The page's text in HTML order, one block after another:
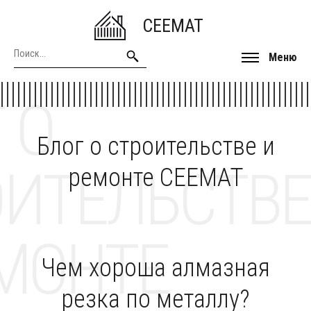
CEEMAT
Меню
Блог о строительстве и
ремонте CEEMAT
О
Чем хороша алмазная
резка по металлу?